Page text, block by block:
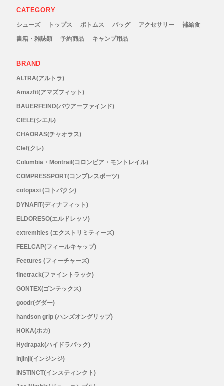
ROARK(ロアーク)
SALOMON(サロモン)
Simply Wonderful(シンプリーワンダフル)
STATIC(スタティック)
THE NORTH FACE(ノースフェイス)
TETON BROS(ティートンブロス)
THY (ティーエイチワイ)
TYMER(タイマー)
UltrAspire(ウルトラスパイア)
XeroShoes（ゼロシューズ）
CATEGORY
シューズ トップス ボトムス バッグ アクセサリー
補給食
書籍・雑誌類
予約商品 キャンプ用品
BRAND
ALTRA(アルトラ)
Amazfit(アマズフィット)
BAUERFEIND(バウアーファインド)
CIELE(シエル)
CHAORAS(チャオラス)
Clef(クレ)
Columbia・Montrail(コロンビア・モントレイル)
COMPRESSPORT(コンプレスポーツ)
cotopaxi (コトパクシ)
DYNAFIT(ディナフィット)
ELDORESO(エルドレッソ)
extremities (エクストリミティーズ)
FEELCAP(フィールキャップ)
Feetures (フィーチャーズ)
finetrack(ファイントラック)
GONTEX(ゴンテックス)
goodr(グダー)
handson grip (ハンズオングリップ)
HOKA(ホカ)
Hydrapak(ハイドラパック)
injinji(インジンジ)
INSTINCT(インスティンクト)